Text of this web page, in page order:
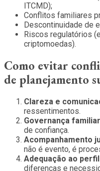
ITCMD);
Conflitos familiares
Descontinuidade de
Riscos regulatórios
criptomoedas).
Como evitar
de planejamento
Clareza e
ressentimentos.
Governança
de confiança.
Acompanhamento
não é evento, é
Adequação ao
diferenças e